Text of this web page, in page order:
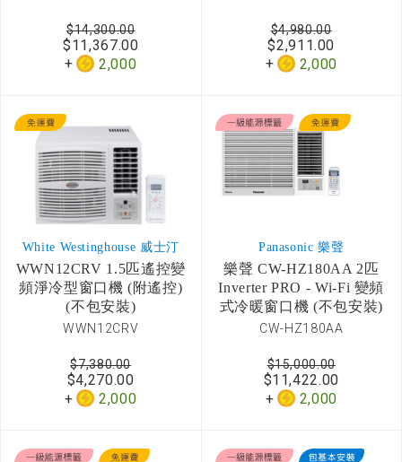
$11,367.00
2,000
$14,300.00
$2,911.00
2,000
$4,980.00
White Westinghouse 威士汀
WWN12CRV 1.5匹遙控變
頻淨冷型窗口機 (附遙控)
(不包安裝)
WWN12CRV
$4,270.00
2,000
$7,380.00
Panasonic 樂聲
樂聲 CW-HZ180AA 2匹
Inverter PRO - Wi-Fi 變頻
式冷暖窗口機 (不包安裝)
CW-HZ180AA
$11,422.00
2,000
$15,000.00